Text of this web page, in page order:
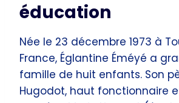
éducation
Née le 23 décembre 1973 à
France, Églantine Éméyé a
famille de huit enfants. Son
Hugodot, haut fonctionnaire